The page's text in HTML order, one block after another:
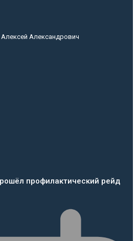
Александрович
профилактический рейд